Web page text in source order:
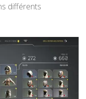
différents